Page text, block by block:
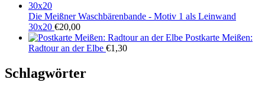
Die Meißner Waschbärenbande - Motiv 1 als Leinwand
30x20 €20,00
Postkarte Meißen:
Radtour an der Elbe €1,30
Schlagwörter